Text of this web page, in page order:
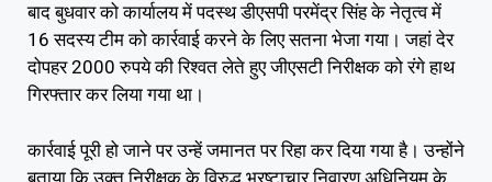
बाद बुधवार को कार्यालय में पदस्थ डीएसपी परमेंद्र सिंह के नेतृत्व में
16 सदस्य टीम को कार्रवाई करने के लिए सतना भेजा गया। जहां देर
दोपहर 2000 रुपये की रिश्वत लेते हुए जीएसटी निरीक्षक को रंगे हाथ
गिरफ्तार कर लिया गया था।
कार्रवाई पूरी हो जाने पर उन्हें जमानत पर रिहा कर दिया गया है। उन्होंने
बताया कि उक्त निरीक्षक के विरुद्ध भ्रष्टाचार निवारण अधिनियम के